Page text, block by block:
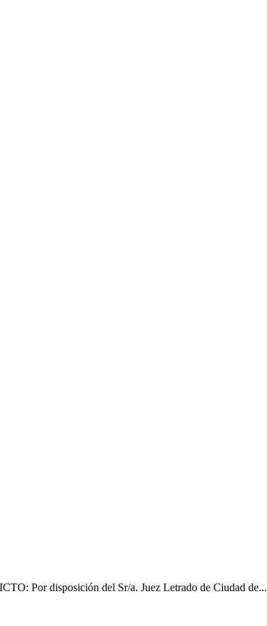
Por disposición del Sr/a. Juez Letrado de Ciudad de...